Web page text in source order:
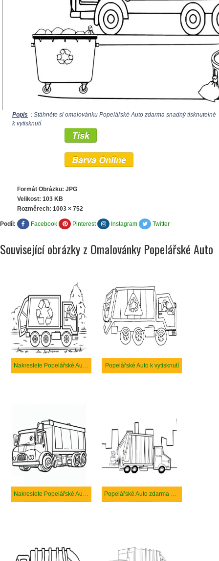
Popis : Stáhněte si omalovánku Popelářské Auto zdarma snadný tisknutelné
k vytisknutí
Tisk
Barva Online
Formát Obrázku: JPG
Velikost: 103 KB
Rozměrech: 1003 × 752
Podíl: Facebook Pinterest Instagram Twitter
Související obrázky z Omalovánky Popelářské Auto
Nakreslete Popelářské Auto k vytisknutí Popelářské Auto k vytisknutí
Nakreslete Popelářské Auto zdarma základní tisknutelné Popelářské Auto zdarma pro děti